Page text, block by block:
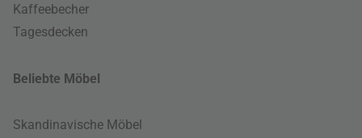
Kaffeebecher
Tagesdecken
Beliebte Möbel
Skandinavische Möbel